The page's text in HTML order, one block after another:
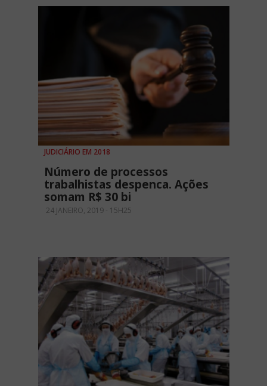
JUDICIÁRIO EM 2018
Número de processos
trabalhistas despenca. Ações
somam R$ 30 bi
24 JANEIRO, 2019 - 15H25